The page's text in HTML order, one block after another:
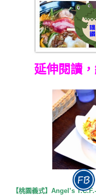
延伸閱讀
【桃園義式】Angel’s